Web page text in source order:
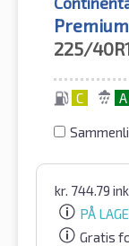
225/
C A
kr. 744.79
PÅ
Gratis